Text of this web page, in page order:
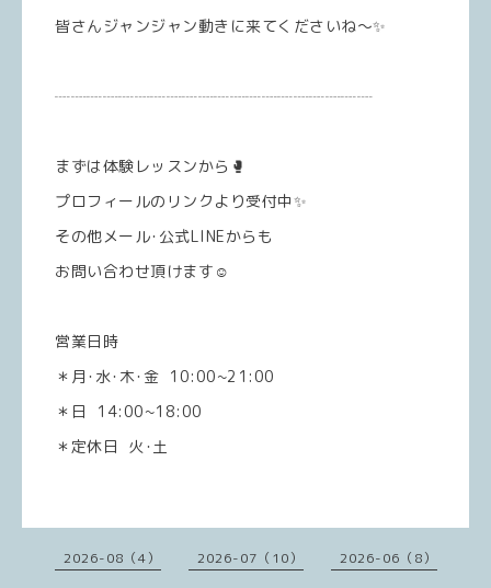
皆さんジャンジャン動きに来てくださいね〜✨️
┈┈┈┈┈┈┈┈┈┈┈┈┈┈┈┈┈┈┈┈
まずは体験レッスンから🥊
プロフィールのリンクより受付中✨
その他メール･公式LINEからも
お問い合わせ頂けます☺️
営業日時
＊月･水･木･金 10:00~21:00
＊日 14:00~18:00
＊定休日 火･土
2026-08（4） 2026-07（10） 2026-06（8）